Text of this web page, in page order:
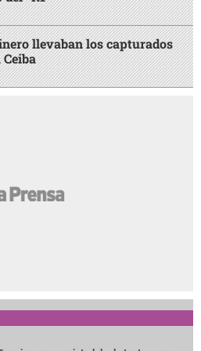
llevaban los capturados